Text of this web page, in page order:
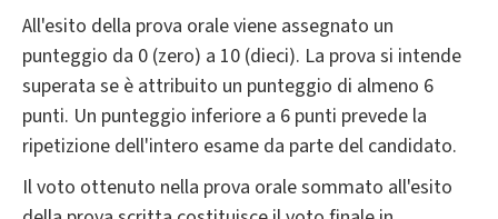
All'esito della prova orale viene assegnato un
punteggio da 0 (zero) a 10 (dieci). La prova si intende
superata se è attribuito un punteggio di almeno 6
punti. Un punteggio inferiore a 6 punti prevede la
ripetizione dell'intero esame da parte del candidato.
Il voto ottenuto nella prova orale sommato all'esito